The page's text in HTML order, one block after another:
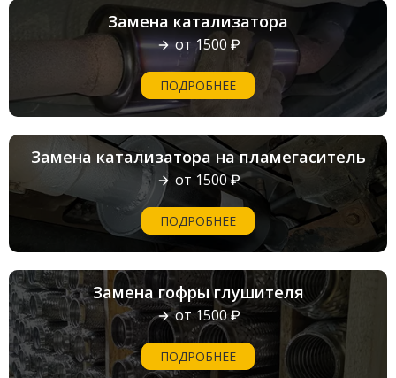
Замена катализатора
от 1500 ₽
ПОДРОБНЕЕ
Замена катализатора на пламегаситель
от 1500 ₽
ПОДРОБНЕЕ
Замена гофры глушителя
от 1500 ₽
ПОДРОБНЕЕ